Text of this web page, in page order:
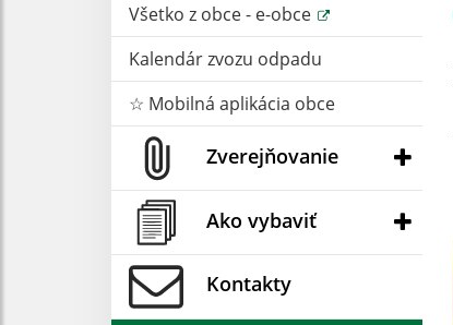
Všetko z obce - e-obce
Kalendár zvozu odpadu
☆ Mobilná aplikácia obce
Zverejňovanie
Ako vybaviť
Kontakty